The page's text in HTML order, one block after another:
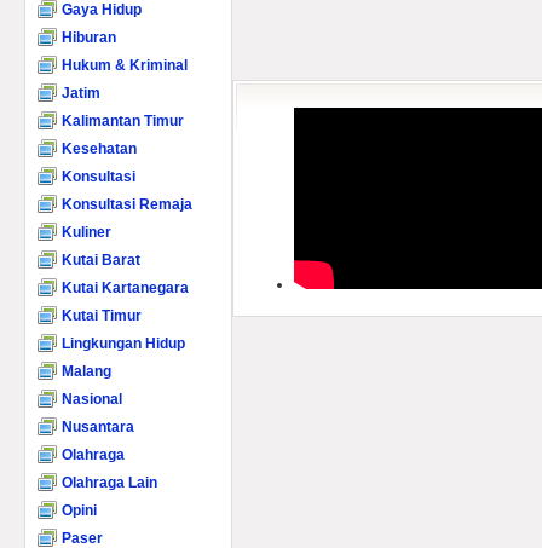
Gaya Hidup
Hiburan
Hukum & Kriminal
Jatim
Kalimantan Timur
Kesehatan
Konsultasi
Konsultasi Remaja
Kuliner
Kutai Barat
Kutai Kartanegara
Kutai Timur
Lingkungan Hidup
Malang
Nasional
Nusantara
Olahraga
Olahraga Lain
Opini
Paser